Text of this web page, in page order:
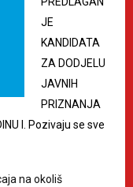
JE
KANDIDATA
ZA DODJELU
JAVNIH
PRIZNANJA
I. Pozivaju se sve
na okoliš